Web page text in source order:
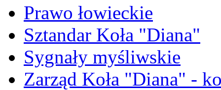
Prawo łowieckie
Sztandar Koła "Diana"
Sygnały myśliwskie
Zarząd Koła "Diana" -